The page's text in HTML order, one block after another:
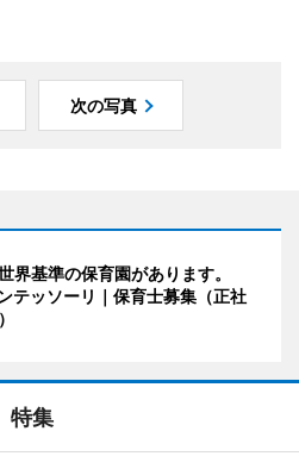
次の写真
界基準の保育園があります。
テッソーリ｜保育士募集（正社
特集